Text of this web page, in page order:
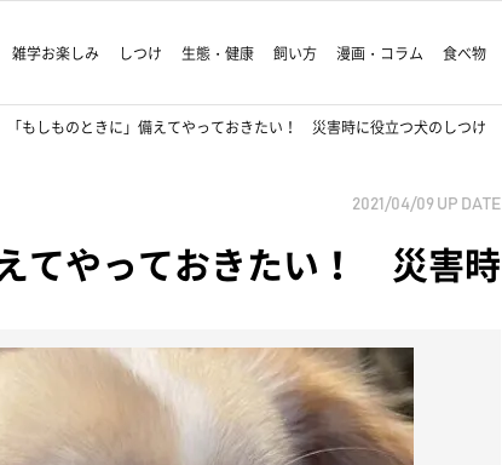
雑学お楽しみ しつけ 生態・健康 飼い方 漫画・コラム 食べ物
「もしものときに」備えてやっておきたい！ 災害時に役立つ犬のしつけ
2021/04/09 UP DATE
てやっておきたい！ 災害時